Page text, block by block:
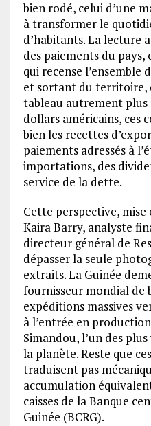
bien rodé, celui d’une
à transformer le
d’habitants. La lecture
des paiements du
qui recense l’ensemble
et sortant du territoire,
tableau autrement plus
dollars américains, ces
bien les recettes
paiements adressés à
importations, des
service de la dette.
Cette perspective,
Kaira Barry, analyste
directeur général de
dépasser la seule
extraits. La Guinée
fournisseur mondial de
expéditions massives
à l’entrée en
Simandou, l’un des
la planète. Reste que
traduisent pas
accumulation
caisses de la Banque
Guinée (BCRG).